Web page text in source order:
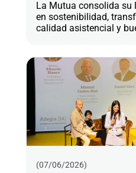
La Mutua consolida su
en sostenibilidad,
calidad asistencial y
(07/06/2026)